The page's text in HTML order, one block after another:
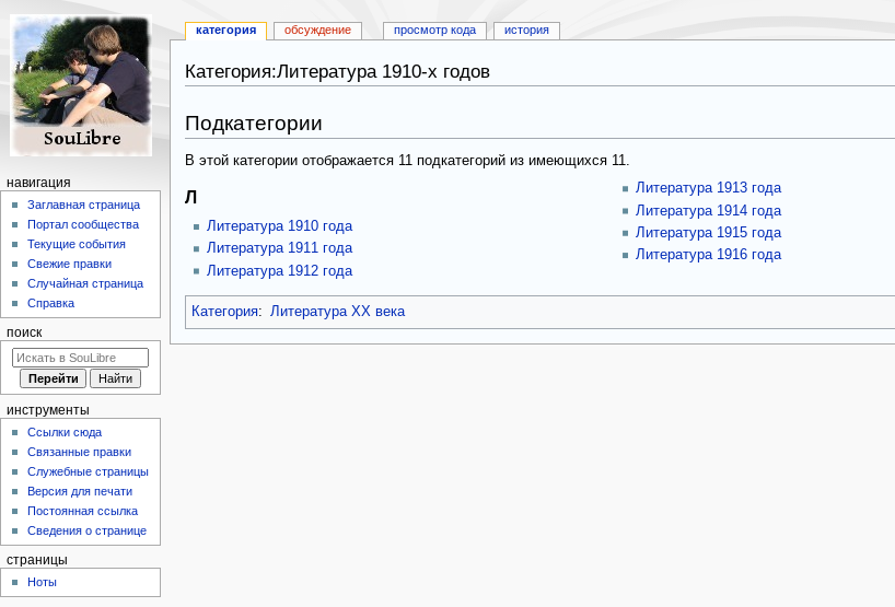
Категория:Литература 1910-х годов
к
навигации
к
поиску
Подкатегории
В этой категории отображается 11 подкатегорий из имеющихся 11.
Л
Литература 1910 года
Литература 1911 года
Литература 1912 года
Литература 1913 года
Литература 1914 года
Литература 1915 года
Литература 1916 года
Категория: Литература XX века
категория обсуждение просмотр кода история
навигация
Заглавная страница
Портал сообщества
Текущие события
Свежие правки
Случайная страница
Справка
поиск
инструменты
Ссылки сюда
Связанные правки
Служебные страницы
Версия для печати
Постоянная ссылка
Сведения о странице
страницы
Ноты